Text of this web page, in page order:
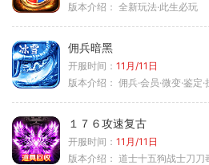
版本介绍： 全新玩法·此生必玩
佣兵暗黑
开服时间： 11月/11日
版本介绍： 佣兵·会员·微变·鉴定·
１７６攻速复古
开服时间： 11月/11日
版本介绍： 道士十五狗战士刀刀